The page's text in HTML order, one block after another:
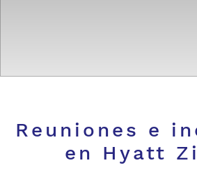
Reuniones e
en Hyatt